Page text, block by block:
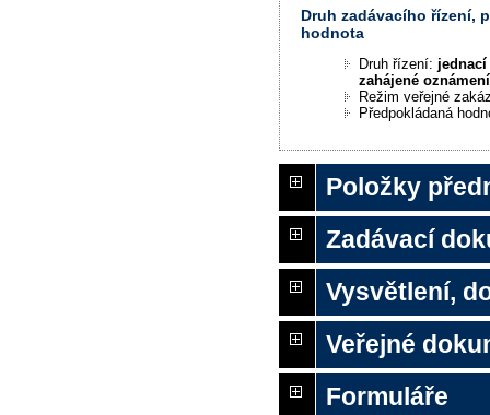
Druh zadávacího řízení,
hodnota
Druh řízení:
zahájené
Režim veřejné
Předpokládaná
Položky
Zadávací
Vysvětlení,
Veřejné
Formuláře